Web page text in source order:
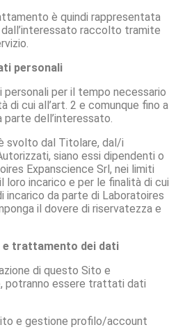
è quindi rappresentata
raccolto tramite
personali
per il tempo necessario
di cui all’art. 2 e comunque fino a
dell’interessato.
svolto dal Titolare, dal/i
siano essi dipendenti o
Expanscience Srl, nei limiti
loro incarico e per le finalità di cui
incarico da parte di Laboratoires
il dovere di riservatezza e
trattamento dei dati
di questo Sito e
potranno essere trattati dati
e gestione profilo/account